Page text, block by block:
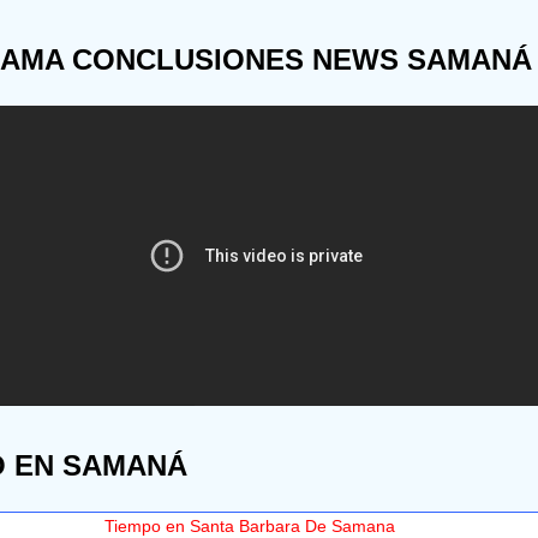
CONCLUSIONES NEWS SAMANÁ
EN SAMANÁ
Tiempo en Santa Barbara De Samana